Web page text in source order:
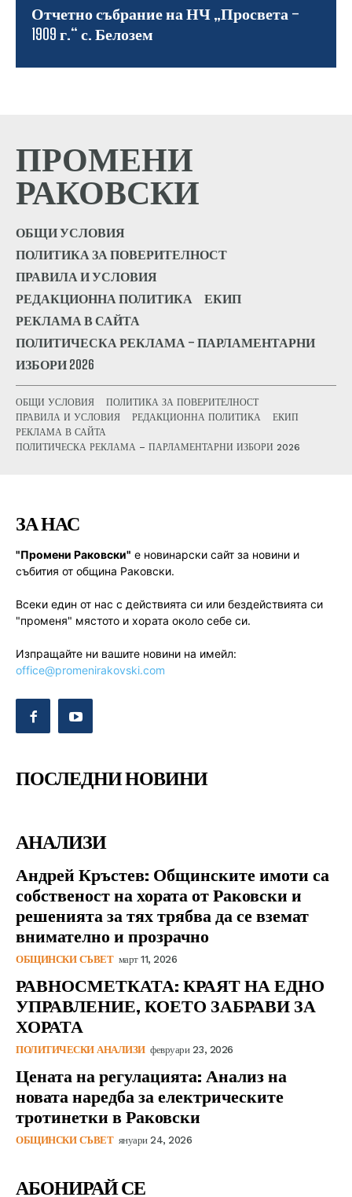
Отчетно събрание на НЧ „Просвета –
1909 г.“ с. Белозем
ПРОМЕНИ
РАКОВСКИ
ОБЩИ УСЛОВИЯ
ПОЛИТИКА ЗА ПОВЕРИТЕЛНОСТ
ПРАВИЛА И УСЛОВИЯ
РЕДАКЦИОННА ПОЛИТИКА
ЕКИП
РЕКЛАМА В САЙТА
ПОЛИТИЧЕСКА РЕКЛАМА – ПАРЛАМЕНТАРНИ
ИЗБОРИ 2026
ОБЩИ УСЛОВИЯ
ПОЛИТИКА ЗА ПОВЕРИТЕЛНОСТ
ПРАВИЛА И УСЛОВИЯ
РЕДАКЦИОННА ПОЛИТИКА
ЕКИП
РЕКЛАМА В САЙТА
ПОЛИТИЧЕСКА РЕКЛАМА – ПАРЛАМЕНТАРНИ ИЗБОРИ 2026
ЗА НАС
"Промени Раковски" е новинарски сайт за новини и
събития от община Раковски.
Всеки един от нас с действията си или бездействията си
"променя" мястото и хората около себе си.
Изпращайте ни вашите новини на имейл:
office@promenirakovski.com
ПОСЛЕДНИ НОВИНИ
АНАЛИЗИ
Андрей Кръстев: Общинските имоти са
собственост на хората от Раковски и
решенията за тях трябва да се вземат
внимателно и прозрачно
ОБЩИНСКИ СЪВЕТ март 11, 2026
РАВНОСМЕТКАТА: КРАЯТ НА ЕДНО
УПРАВЛЕНИЕ, КОЕТО ЗАБРАВИ ЗА
ХОРАТА
ПОЛИТИЧЕСКИ АНАЛИЗИ февруари 23, 2026
Цената на регулацията: Анализ на
новата наредба за електрическите
тротинетки в Раковски
ОБЩИНСКИ СЪВЕТ януари 24, 2026
АБОНИРАЙ СЕ